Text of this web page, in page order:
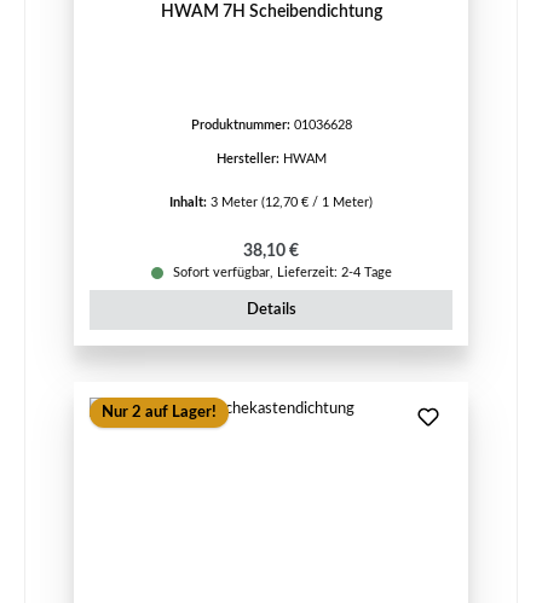
HWAM 7H Scheibendichtung
Produktnummer: 01036628
Hersteller: HWAM
Inhalt: 3 Meter (12,70 € / 1 Meter)
Regulärer Preis:
38,10 €
Sofort verfügbar, Lieferzeit: 2-4 Tage
Details
Nur 2 auf Lager!